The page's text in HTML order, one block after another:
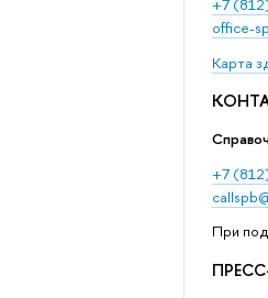
+7
office-
Карта
+7
При